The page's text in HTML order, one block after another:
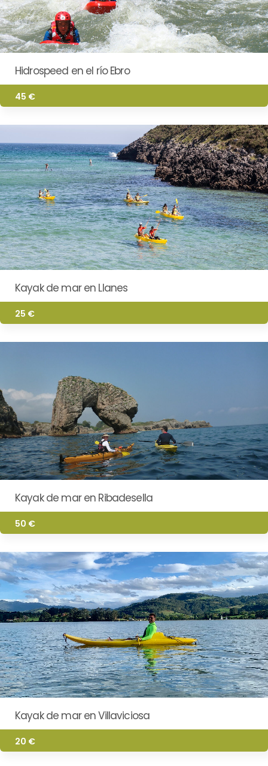
Hidrospeed en el río Ebro
45 €
Kayak de mar en Llanes
25 €
Kayak de mar en Ribadesella
50 €
Kayak de mar en Villaviciosa
20 €